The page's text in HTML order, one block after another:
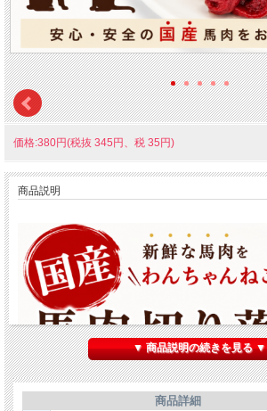
価格:380円(税抜 345円、税 35円)
商品説明
▼ 商品説明の続きを見る ▼
商品詳細